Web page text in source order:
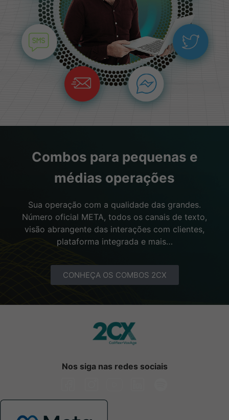
Combos para pequenas e
médias operações
Sua operação com a qualidade das grandes.
Número oficial META, todos os canais de texto,
visão abrangente das interações com clientes,
plataforma integrada e mais…
CONHEÇA OS COMBOS 2CX
Nos siga nas redes sociais